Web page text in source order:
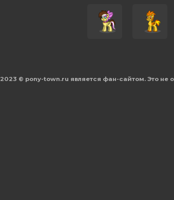
2023 © pony-town.ru является фан-сайтом. Это